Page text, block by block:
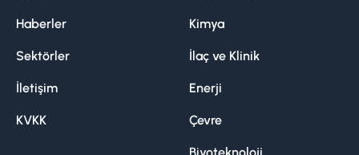
Haberler
Sektörler
İletişim
KVKK
Kimya
İlaç ve Klinik
Enerji
Çevre